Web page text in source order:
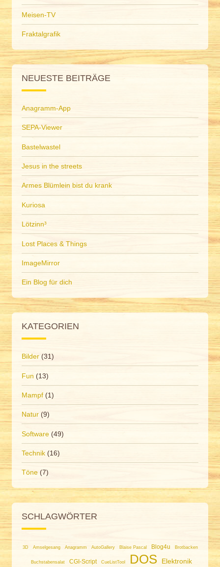
Meisen-TV
Fraktalgrafik
NEUESTE BEITRÄGE
Anagramm-App
SEPA-Viewer
Bastelwastel
Jesus in the streets
Armes Blümlein bist du krank
Kuriosa
Lötzinn³
Lost Places & Things
ImageMirror
Ein Blog für dich
KATEGORIEN
Bilder (31)
Fun (13)
Mampf (1)
Natur (9)
Software (49)
Technik (16)
Töne (7)
SCHLAGWÖRTER
3D Amselgesang Anagramm AutoGallery Blaise Pascal Blog4u Brotbacken
Buchstabensalat CGI-Script CueListTool DOS Elektronik